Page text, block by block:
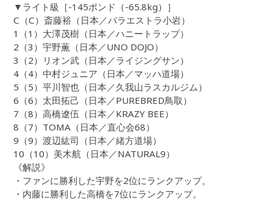
▼ライト級［-145ポンド（-65.8kg）］
C（C）斎藤裕（日本／パラエストラ小岩）
1（1）大澤茂樹（日本／ハニートラップ）
2（3）宇野薫（日本／UNO DOJO）
3（2）リオン武（日本／ライジングサン）
4（4）中村ジュニア（日本／マッハ道場）
5（5）平川智也（日本／久我山ラスカルジム）
6（6）太田拓己（日本／PUREBRED鳥取）
7（8）高橋遼伍（日本／KRAZY BEE）
8（7）TOMA（日本／直心会68）
9（9）渡辺紘司（日本／緒方道場）
10（10）美木航（日本／NATURAL9）
《解説》
・ファンに勝利した宇野を2位にランクアップ。
・内藤に勝利した高橋を7位にランクアップ。